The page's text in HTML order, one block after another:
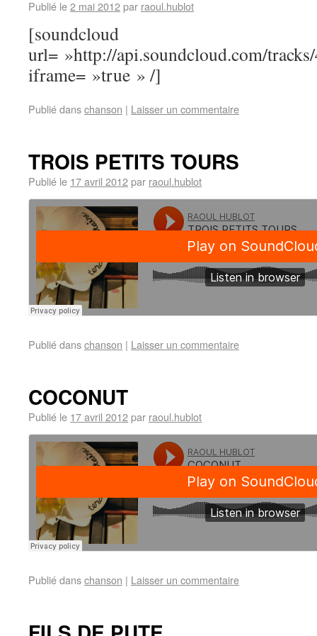
Publié le2 mai 2012par raoul.hublot
[soundcloud
url= »http://api.soundcloud.com/
iframe= »true » /]
Publié danschanson | Laisser un commentaire
TROIS PETITS TOURS
Publié le 17 avril 2012par raoul.hublot
Publié danschanson | Laisser un commentaire
COCONUT
Publié le 17 avril 2012par raoul.hublot
Publié danschanson | Laisser un commentaire